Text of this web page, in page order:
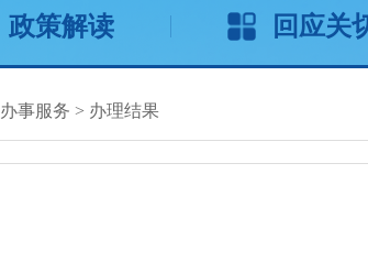
政策解读 回应关
办事服务 > 办理结果